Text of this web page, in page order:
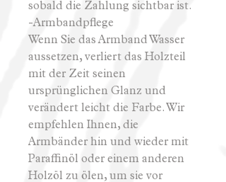
sobald die Zahlung sichtbar ist.
-Armbandpflege
Wenn Sie das Armband Wasser
aussetzen, verliert das Holzteil
mit der Zeit seinen
ursprünglichen Glanz und
verändert leicht die Farbe. Wir
empfehlen Ihnen, die
Armbänder hin und wieder mit
Paraffinöl oder einem anderen
Holzöl zu ölen, um sie vor